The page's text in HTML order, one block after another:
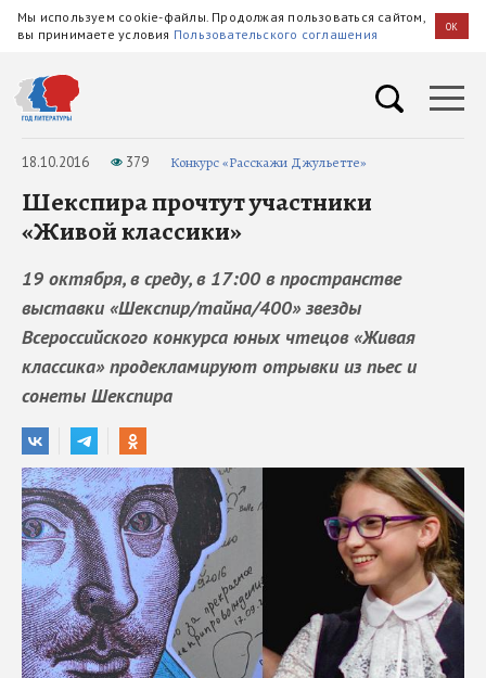
Мы используем cookie-файлы. Продолжая пользоваться сайтом,
вы принимаете условия Пользовательского соглашения OK
18.10.2016 379 Конкурс «Расскажи Джульетте»
Шекспира прочтут участники
«Живой классики»
19 октября, в среду, в 17:00 в пространстве
выставки «Шекспир/тайна/400» звезды
Всероссийского конкурса юных чтецов «Живая
классика» продекламируют отрывки из пьес и
сонеты Шекспира